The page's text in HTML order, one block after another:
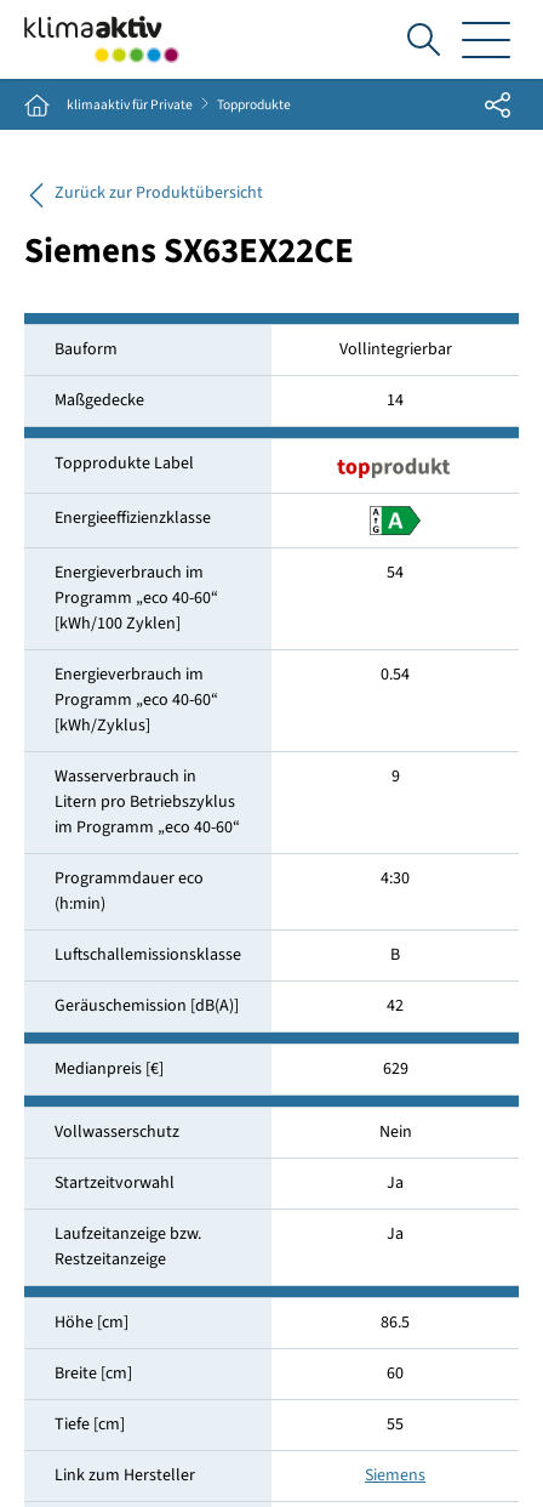
Ich
suche...
Home klimaaktiv für Private Topprodukte Share
Zurück zur Produktübersicht
Siemens SX63EX22CE
Bauform Vollintegrierbar
Maßgedecke 14
Topprodukte Label
Energieeffizienzklasse
Energieverbrauch im
Programm „eco 40-60“
[kWh/100 Zyklen]
54
Energieverbrauch im
Programm „eco 40-60“
[kWh/Zyklus]
0.54
Wasserverbrauch in
Litern pro Betriebszyklus
im Programm „eco 40-60“
9
Programmdauer eco
(h:min)
4:30
Luftschallemissionsklasse B
Geräuschemission [dB(A)] 42
Medianpreis [€] 629
Vollwasserschutz Nein
Startzeitvorwahl Ja
Laufzeitanzeige bzw.
Restzeitanzeige
Ja
Höhe [cm] 86.5
Breite [cm] 60
Tiefe [cm] 55
Link zum Hersteller Siemens